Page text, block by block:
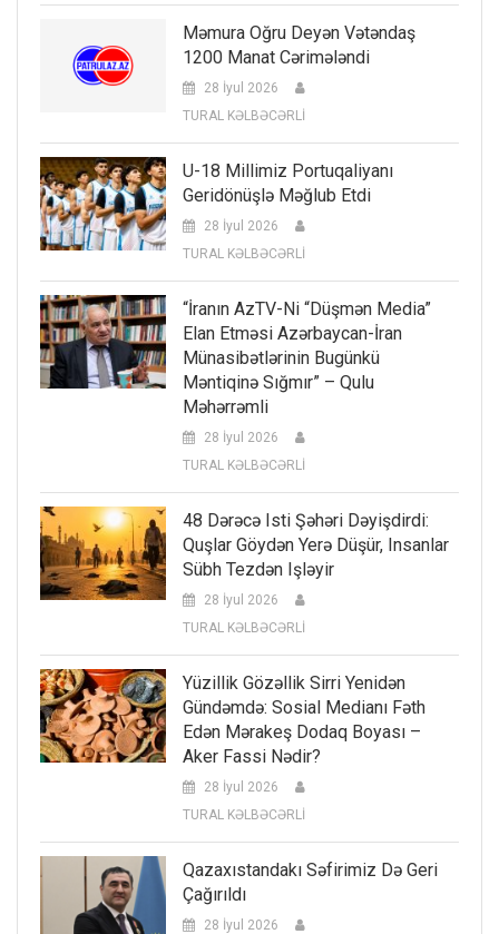
Məmura Oğru Deyən Vətəndaş
1200 Manat Cərimələndi
28 İyul 2026
TURAL KƏLBƏCƏRLİ
U-18 Millimiz Portuqaliyanı
Geridönüşlə Məğlub Etdi
28 İyul 2026
TURAL KƏLBƏCƏRLİ
“İranın AzTV-Ni “düşmən Media”
Elan Etməsi Azərbaycan-İran
Münasibətlərinin Bugünkü
Məntiqinə Sığmır” – Qulu
Məhərrəmli
28 İyul 2026
TURAL KƏLBƏCƏRLİ
48 Dərəcə Isti Şəhəri Dəyişdirdi:
Quşlar Göydən Yerə Düşür, Insanlar
Sübh Tezdən Işləyir
28 İyul 2026
TURAL KƏLBƏCƏRLİ
Yüzillik Gözəllik Sirri Yenidən
Gündəmdə: Sosial Medianı Fəth
Edən Mərakeş Dodaq Boyası –
Aker Fassi Nədir?
28 İyul 2026
TURAL KƏLBƏCƏRLİ
Qazaxıstandakı Səfirimiz Də Geri
Çağırıldı
28 İyul 2026